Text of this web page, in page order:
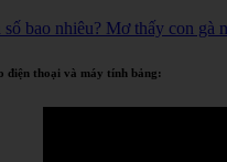
bao nhiêu? Mơ thấy con gà
điện thoại và máy tính bảng: